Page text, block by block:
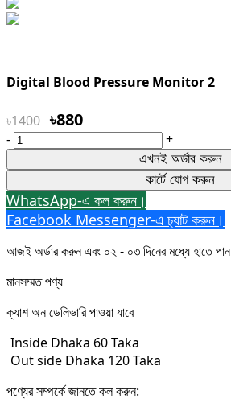
Digital Blood Pressure Monitor 2
৳1400 ৳880
- +
এখনই অর্ডার করুন
কার্টে যোগ করুন
WhatsApp-এ কল করুন।
Facebook Messenger-এ চ‍্যাট করুন।
আজই অর্ডার করুন এবং ০২ - ০৩ দিনের মধ্যে হাতে পান
মানসম্মত পণ্য
ক্যাশ অন ডেলিভারি পাওয়া যাবে
Inside Dhaka 60 Taka
Out side Dhaka 120 Taka
পণ্যের সম্পর্কে জানতে কল করুন: